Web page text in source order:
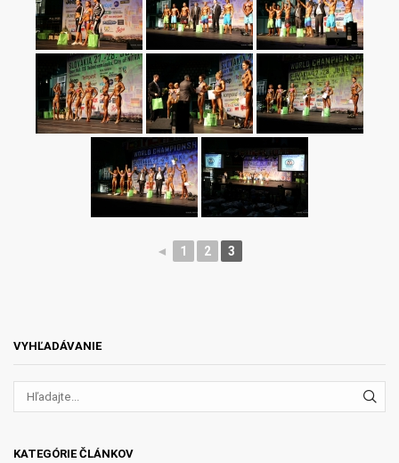
◄ 1 2 3
VYHĽADÁVANIE
KATEGÓRIE ČLÁNKOV